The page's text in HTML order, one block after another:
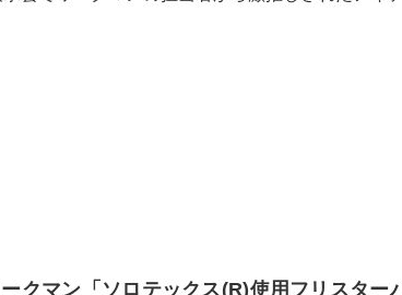
クマン「ソロテックス(R)使用フリスター